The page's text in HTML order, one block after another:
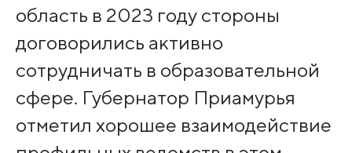
область в 2023 году стороны
договорились активно
сотрудничать в образовательной
сфере. Губернатор Приамурья
отметил хорошее взаимодействие